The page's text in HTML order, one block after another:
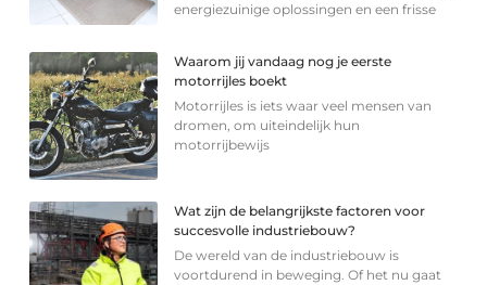
energiezuinige oplossingen en een frisse
Waarom jij vandaag nog je eerste
motorrijles boekt
Motorrijles is iets waar veel mensen van
dromen, om uiteindelijk hun
motorrijbewijs
Wat zijn de belangrijkste factoren voor
succesvolle industriebouw?
De wereld van de industriebouw is
voortdurend in beweging. Of het nu gaat